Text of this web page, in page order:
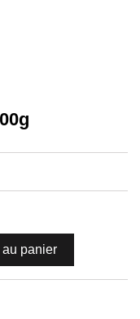
panier